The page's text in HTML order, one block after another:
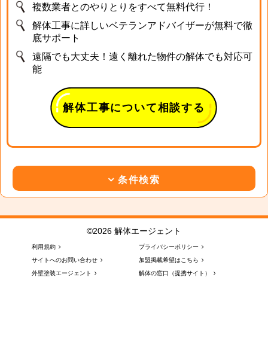
複数業者とのやりとりをすべて無料代行！
解体工事に詳しいベテランアドバイザーが無料で徹
底サポート
遠隔でも大丈夫！遠く離れた物件の解体でも対応可
能
解体工事について相談する
条件検索
©2026 解体エージェント
利用規約
プライバシーポリシー
サイトへのお問い合わせ
加盟掲載希望はこちら
外壁塗装エージェント
解体の窓口（提携サイト）